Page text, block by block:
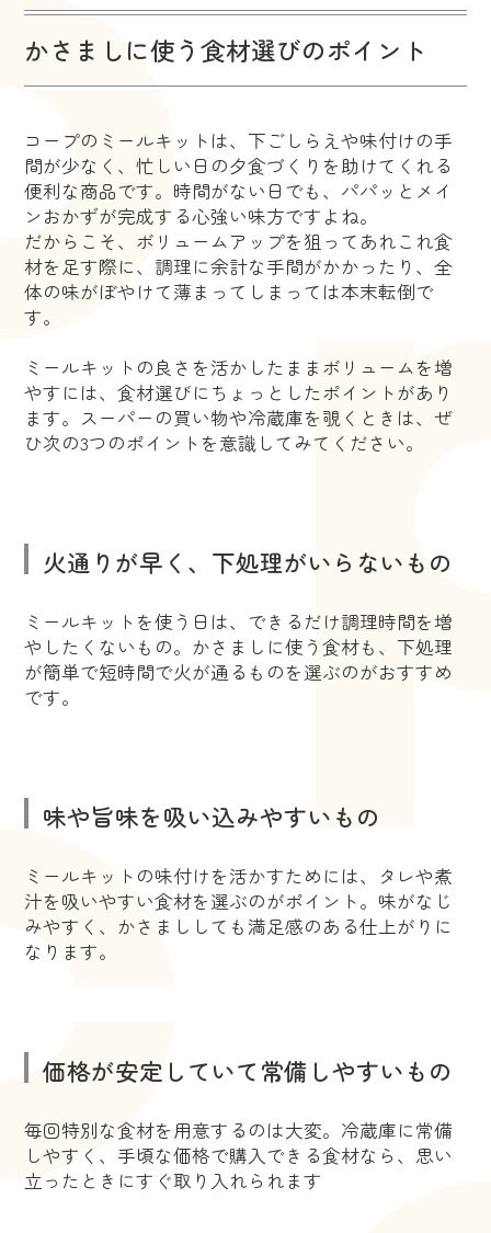
かさましに使う食材選びのポイント
コープのミールキットは、下ごしらえや味付けの手
間が少なく、忙しい日の夕食づくりを助けてくれる
便利な商品です。時間がない日でも、パパッとメイ
ンおかずが完成する心強い味方ですよね。
だからこそ、ボリュームアップを狙ってあれこれ食
材を足す際に、調理に余計な手間がかかったり、全
体の味がぼやけて薄まってしまっては本末転倒で
す。
ミールキットの良さを活かしたままボリュームを増
やすには、食材選びにちょっとしたポイントがあり
ます。スーパーの買い物や冷蔵庫を覗くときは、ぜ
ひ次の3つのポイントを意識してみてください。
火通りが早く、下処理がいらないもの
ミールキットを使う日は、できるだけ調理時間を増
やしたくないもの。かさましに使う食材も、下処理
が簡単で短時間で火が通るものを選ぶのがおすすめ
です。
味や旨味を吸い込みやすいもの
ミールキットの味付けを活かすためには、タレや煮
汁を吸いやすい食材を選ぶのがポイント。味がなじ
みやすく、かさまししても満足感のある仕上がりに
なります。
価格が安定していて常備しやすいもの
毎回特別な食材を用意するのは大変。冷蔵庫に常備
しやすく、手頃な価格で購入できる食材なら、思い
立ったときにすぐ取り入れられます